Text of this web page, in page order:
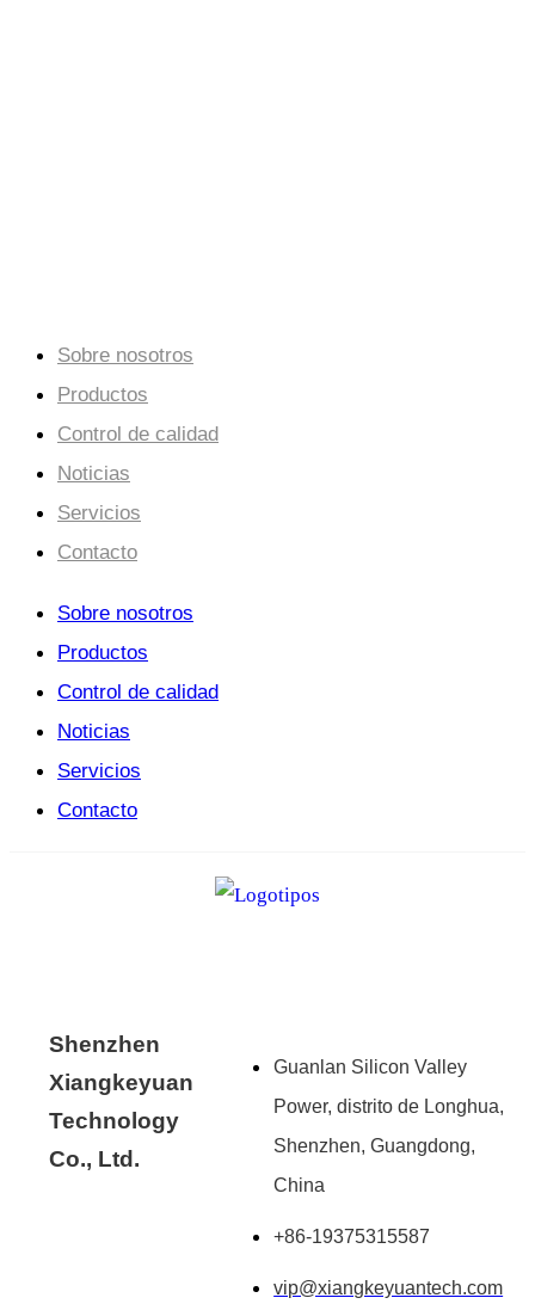
Sobre nosotros
Productos
Control de calidad
Noticias
Servicios
Contacto
Sobre nosotros
Productos
Control de calidad
Noticias
Servicios
Contacto
Shenzhen
Xiangkeyuan
Technology
Co., Ltd.
Guanlan Silicon Valley
Power, distrito de Longhua,
Shenzhen, Guangdong,
China
+86-19375315587
vip@xiangkeyuantech.com